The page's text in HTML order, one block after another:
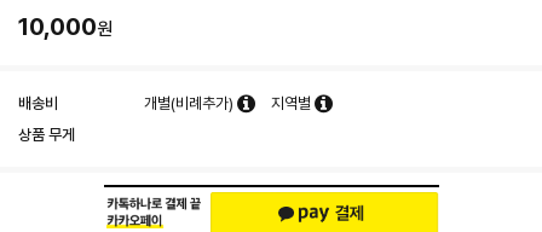
10,000원
배송비 개별(비례추가)
지역별
상품 무게